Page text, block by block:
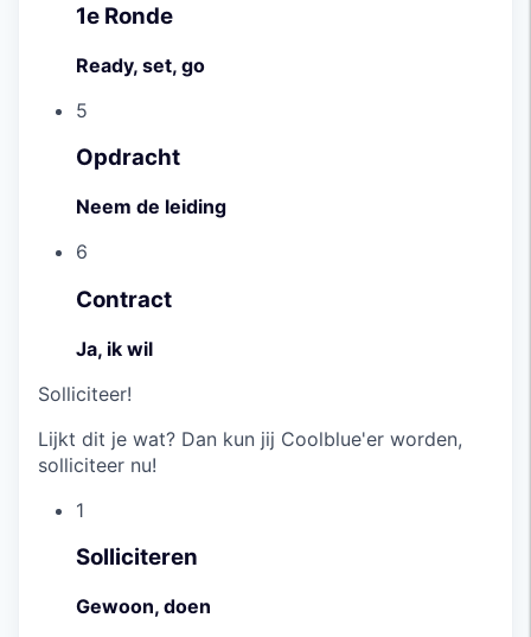
1e Ronde
Ready, set, go
5
Opdracht
Neem de leiding
6
Contract
Ja, ik wil
Solliciteer!
Lijkt dit je wat? Dan kun jij Coolblue'er worden,
solliciteer nu!
1
Solliciteren
Gewoon, doen